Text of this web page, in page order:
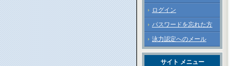
ログイン
パスワードを忘れた方
泳力認定へのメール
サイト メニュー